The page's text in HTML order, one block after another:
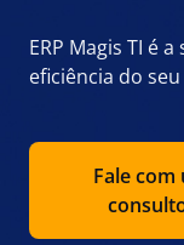
ERP Magis TI é
eficiência do
Fale com